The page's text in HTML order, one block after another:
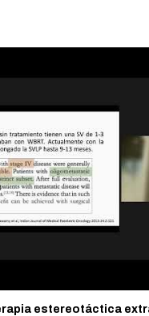
estereotáctica